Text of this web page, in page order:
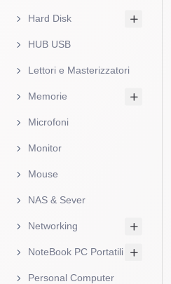
Hard Disk
HUB USB
Lettori e Masterizzatori
Memorie
Microfoni
Monitor
Mouse
NAS & Sever
Networking
NoteBook PC Portatili
Personal Computer